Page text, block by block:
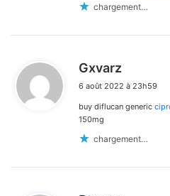
chargement…
Gxvarz
t
6 août 2022 à 23h59
buy diflucan generic
150mg
chargement…